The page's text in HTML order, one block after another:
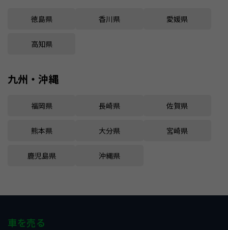
徳島県 香川県 愛媛県
高知県
九州・沖縄
福岡県 長崎県 佐賀県
熊本県 大分県 宮崎県
鹿児島県 沖縄県
車を売る